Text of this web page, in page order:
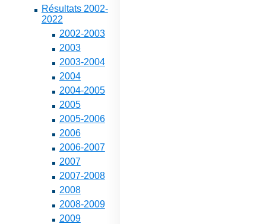
Résultats 2002-
2022
2002-2003
2003
2003-2004
2004
2004-2005
2005
2005-2006
2006
2006-2007
2007
2007-2008
2008
2008-2009
2009